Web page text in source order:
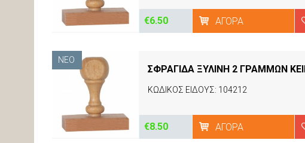
€6.50 ΑΓΟΡΆ
ΝΈΟ
ΣΦΡΑΓΙΔΑ ΞΥΛΙΝΗ 2 ΓΡΑΜΜΩΝ
ΚΩΔΙΚΟΣ ΕΙΔΟΥΣ: 104212
€8.50 ΑΓΟΡΆ